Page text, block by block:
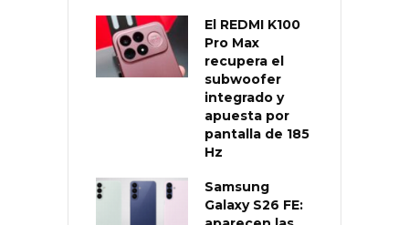
El REDMI K100
Pro Max
recupera el
subwoofer
integrado y
apuesta por
pantalla de 185
Hz
Samsung
Galaxy S26 FE: